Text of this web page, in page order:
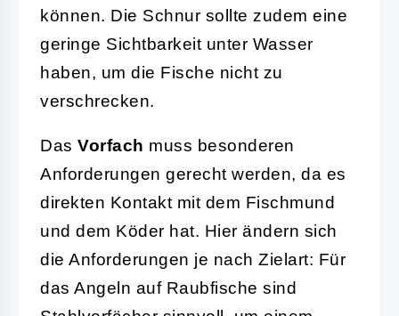
können. Die Schnur sollte zudem eine
geringe Sichtbarkeit unter Wasser
haben, um die Fische nicht zu
verschrecken.
Das Vorfach muss besonderen
Anforderungen gerecht werden, da es
direkten Kontakt mit dem Fischmund
und dem Köder hat. Hier ändern sich
die Anforderungen je nach Zielart: Für
das Angeln auf Raubfische sind